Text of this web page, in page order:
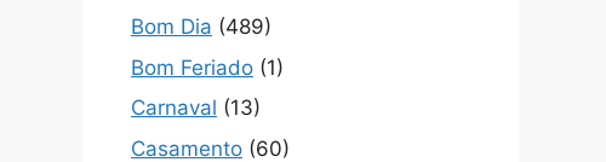
Bom Dia (489)
Bom Feriado (1)
Carnaval (13)
Casamento (60)